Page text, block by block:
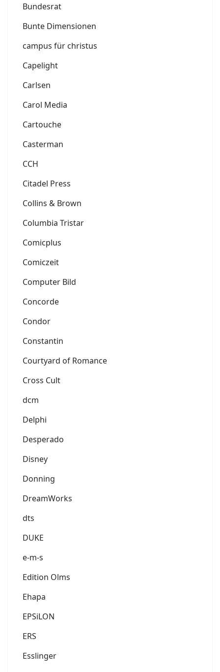
Bundesrat
Bunte Dimensionen
campus für christus
Capelight
Carlsen
Carol Media
Cartouche
Casterman
CCH
Citadel Press
Collins & Brown
Columbia Tristar
Comicplus
Comiczeit
Computer Bild
Concorde
Condor
Constantin
Courtyard of Romance
Cross Cult
dcm
Delphi
Desperado
Disney
Donning
DreamWorks
dts
DUKE
e-m-s
Edition Olms
Ehapa
EPSiLON
ERS
Esslinger